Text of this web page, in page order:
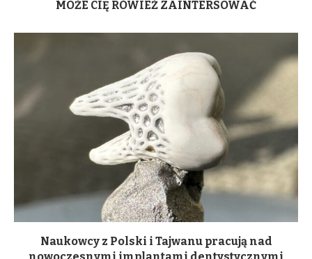
MOŻE CIĘ RÓWIEŻ ZAINTERSOWAĆ
Naukowcy z Polski i Tajwanu pracują nad